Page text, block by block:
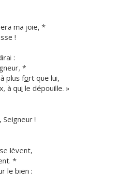
ma joie, *
!
:
*
plus fort que lui,
à qui le dépouille. »
!
lèvent,
*
le bien :